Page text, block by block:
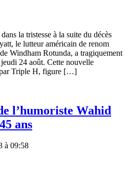
la tristesse à la suite du décès
le lutteur américain de renom
Windham Rotunda, a tragiquement
24 août. Cette nouvelle
par Triple H, figure […]
l’humoriste Wahid
ans
à 09:58